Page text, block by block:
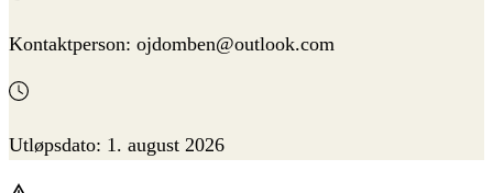
Kontaktperson: ojdomben@outlook.com
Utløpsdato: 1. august 2026